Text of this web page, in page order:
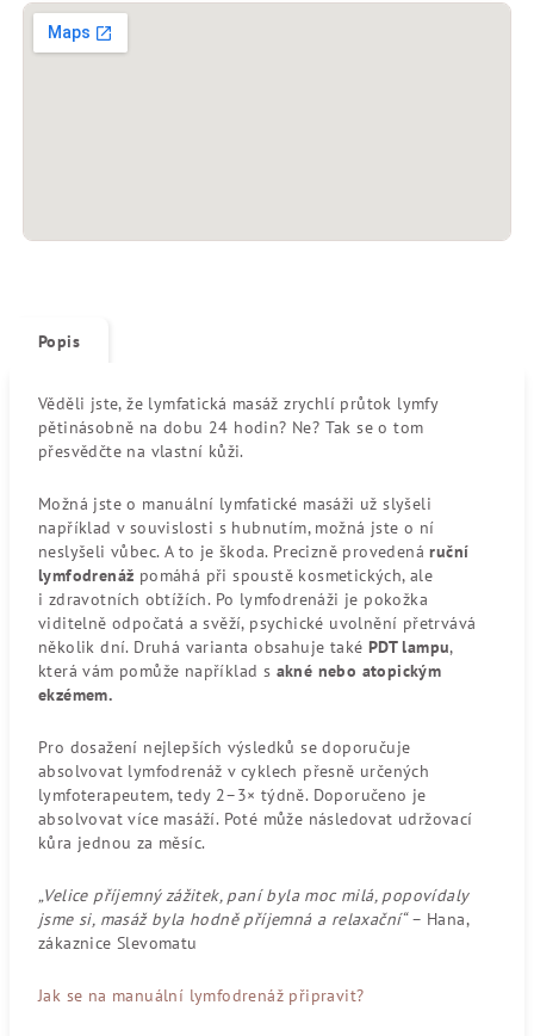
Popis
Věděli jste, že lymfatická masáž zrychlí průtok lymfy
pětinásobně na dobu 24 hodin? Ne? Tak se o tom
přesvědčte na vlastní kůži.
Možná jste o manuální lymfatické masáži už slyšeli
například v souvislosti s hubnutím, možná jste o ní
neslyšeli vůbec. A to je škoda. Precizně provedenáruční
lymfodrenáž pomáhá při spoustě kosmetických, ale
i zdravotních obtížích. Po lymfodrenáži je pokožka
viditelně odpočatá a svěží, psychické uvolnění přetrvává
několik dní. Druhá varianta obsahuje také PDT lampu,
která vám pomůže například s akné nebo atopickým
ekzémem.
Pro dosažení nejlepších výsledků se doporučuje
absolvovat lymfodrenáž v cyklech přesně určených
lymfoterapeutem, tedy 2–3× týdně. Doporučeno je
absolvovat více masáží. Poté může následovat udržovací
kůra jednou za měsíc.
„Velice příjemný zážitek, paní byla moc milá, popovídaly
jsme si, masáž byla hodně příjemná a relaxační“– Hana,
zákaznice Slevomatu
Jak se na manuální lymfodrenáž připravit?